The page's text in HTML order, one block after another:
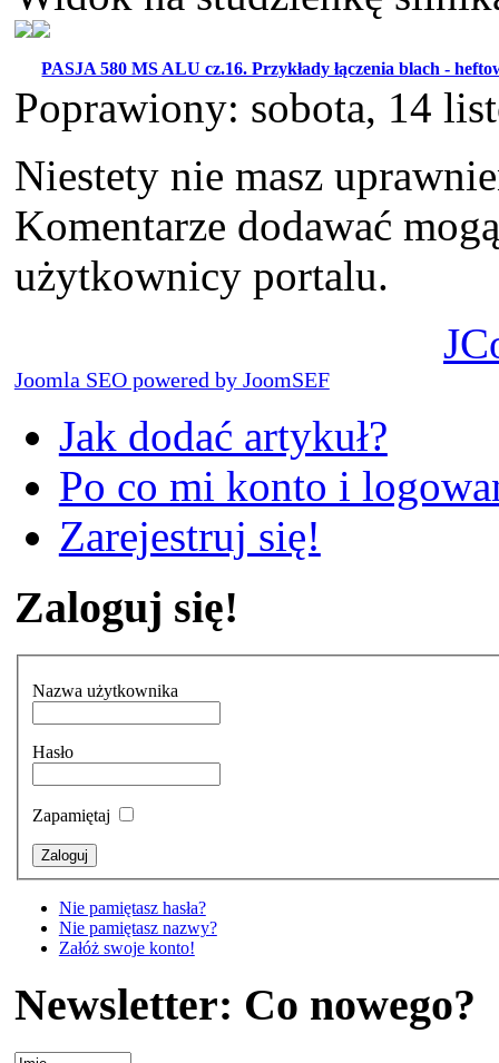
PASJA 580 MS ALU cz.16. Przykłady łączenia blach -
Poprawiony: sobota, 14
Niestety nie masz
Komentarze dodawać
użytkownicy portalu.
Joomla SEO powered by JoomSEF
Jak dodać artykuł?
Po co mi konto i
Zarejestruj się!
Zaloguj się!
Nazwa użytkownika
Hasło
Zapamiętaj
Nie pamiętasz hasła?
Nie pamiętasz nazwy?
Załóż swoje konto!
Newsletter: Co nowego?